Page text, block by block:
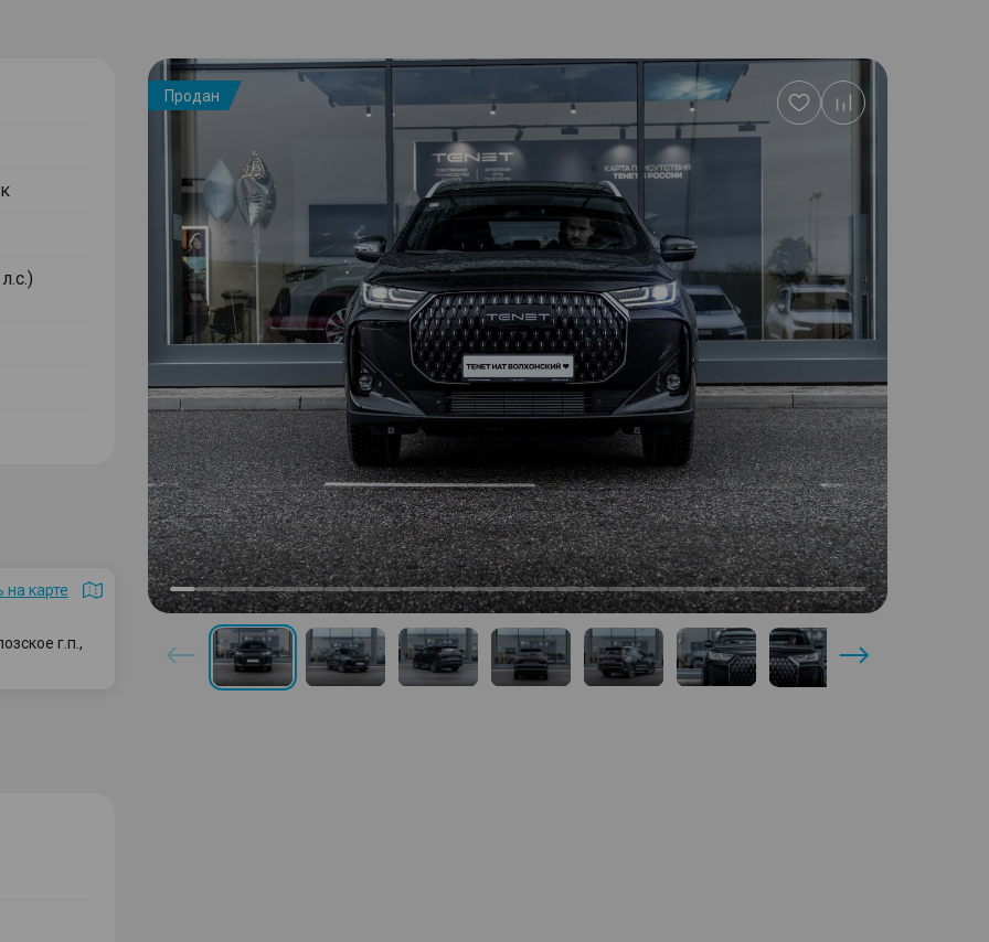
на карте
г.п.,
Продан
Добавить
в